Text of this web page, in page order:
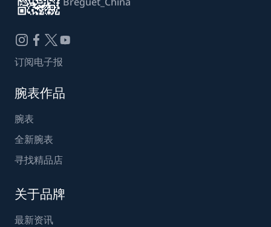
订阅电子报
腕表作品
腕表
全新腕表
寻找精品店
关于品牌
最新资讯